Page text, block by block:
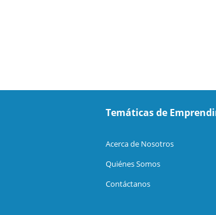
Temáticas de
Acerca de Nosotros
Quiénes Somos
Contáctanos